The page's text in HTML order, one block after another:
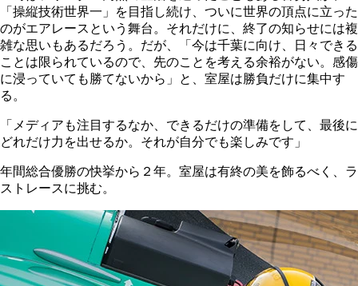
「操縦技術世界一」を目指し続け、ついに世界の頂点に立った
のがエアレースという舞台。それだけに、終了の知らせには複
雑な思いもあるだろう。だが、「今は千葉に向け、日々できる
ことは限られているので、先のことを考える余裕がない。感傷
に浸っていても勝てないから」と、室屋は勝負だけに集中す
る。
「メディアも注目するなか、できるだけの準備をして、最後に
どれだけ力を出せるか。それが自分でも楽しみです」
年間総合優勝の快挙から２年。室屋は有終の美を飾るべく、ラ
ストレースに挑む。